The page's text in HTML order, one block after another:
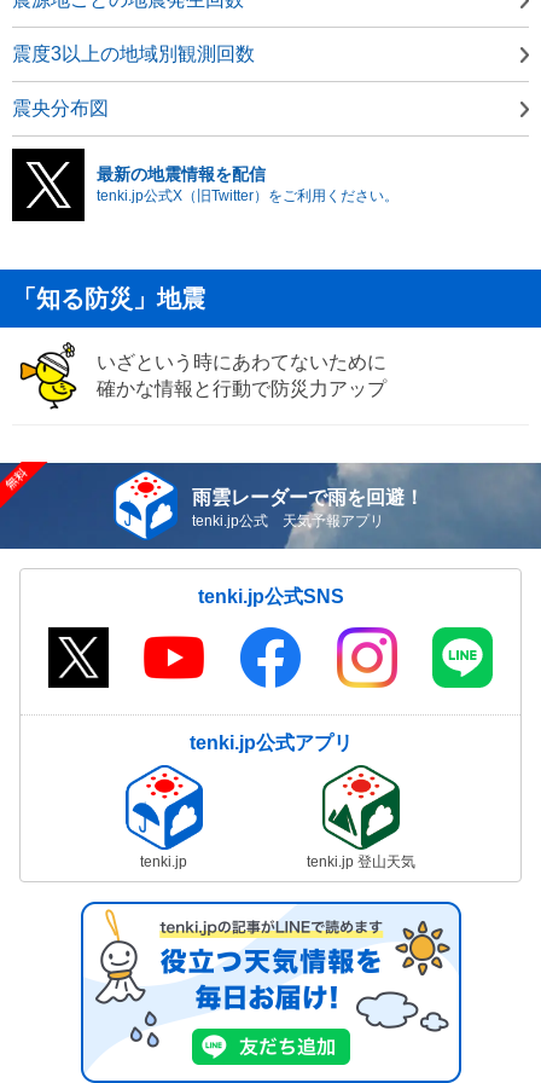
震度3以上の地域別観測回数
震央分布図
最新の地震情報を配信
tenki.jp公式X（旧Twitter）をご利用ください。
「知る防災」地震
いざという時にあわてないために
確かな情報と行動で防災力アップ
雨雲レーダーで雨を回避！
tenki.jp公式 天気予報アプリ
tenki.jp公式SNS
tenki.jp公式アプリ
tenki.jp tenki.jp 登山天気